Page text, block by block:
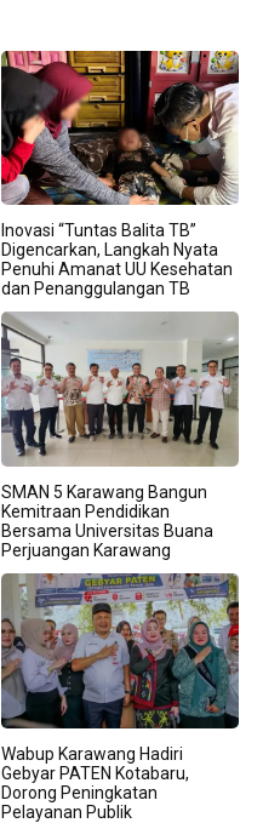
Inovasi “Tuntas Balita TB”
Digencarkan, Langkah Nyata
Penuhi Amanat UU Kesehatan
dan Penanggulangan TB
SMAN 5 Karawang Bangun
Kemitraan Pendidikan
Bersama Universitas Buana
Perjuangan Karawang
Wabup Karawang Hadiri
Gebyar PATEN Kotabaru,
Dorong Peningkatan
Pelayanan Publik